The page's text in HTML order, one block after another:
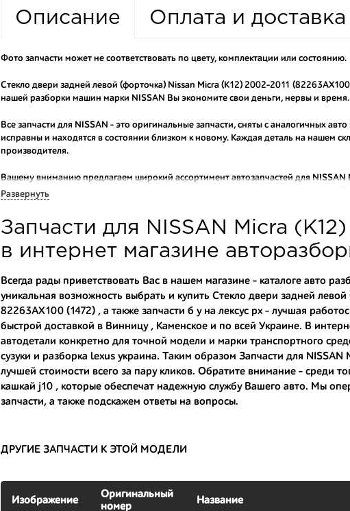
Описание Оплата и доставка
Фото запчасти может не соответствовать по цвету, комплектации или состоянию.
Стекло двери задней левой (форточка) Nissan Micra (K12) 2002-2011
нашей разборки машин марки NISSAN Вы экономите свои деньги, нервы и время.
Все запчасти для NISSAN - это оригинальные запчасти, сняты с аналогичных
исправны и находятся в состоянии близком к новому. Каждая деталь на нашем
производителя.
Вашему вниманию предлагаем широкий ассортимент автозапчастей для NISSAN
продаем оригинальные и высококачественные запчасти, отказываясь от
Многие наши оптовые клиенты рекомендуют именно нашу разборку как
приобрести оптовую партию деталей для японских автомобилей, то
укомплектуют партию. Также мы поможем с правильным выбором по каталогу
- доступные по цене;
- сняты только с автомобилей, которые ездили по превосходным европейским и
- имеют большой запас прочности и невыробатанный ресурс, и долго прослужат
Развернуть
Запчасти для NISSAN Micra
в интернет магазине
Всегда рады приветствовать Вас в нашем магазине - каталоге авто
уникальная возможность выбрать и купить Стекло двери задней
82263AX100 (1472) , а также запчасти б у на лексус рх- лучшая
быстрой доставкой в Винницу , Каменское и по всей Украине. В
автодетали конкретно для точной модели и марки транспортного
сузуки и разборка lexus украина. Таким образом Запчасти для NISSAN
лучшей стоимости всего за пару кликов. Обратите внимание - среди
кашкай j10 , которые обеспечат надежную службу Вашего авто. Мы
запчасти, а также подскажем ответы на вопросы.
ДРУГИЕ ЗАПЧАСТИ К ЭТОЙ МОДЕЛИ
Изображение
Оригинальный
номер
Название